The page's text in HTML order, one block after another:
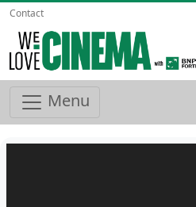
Contact
Menu